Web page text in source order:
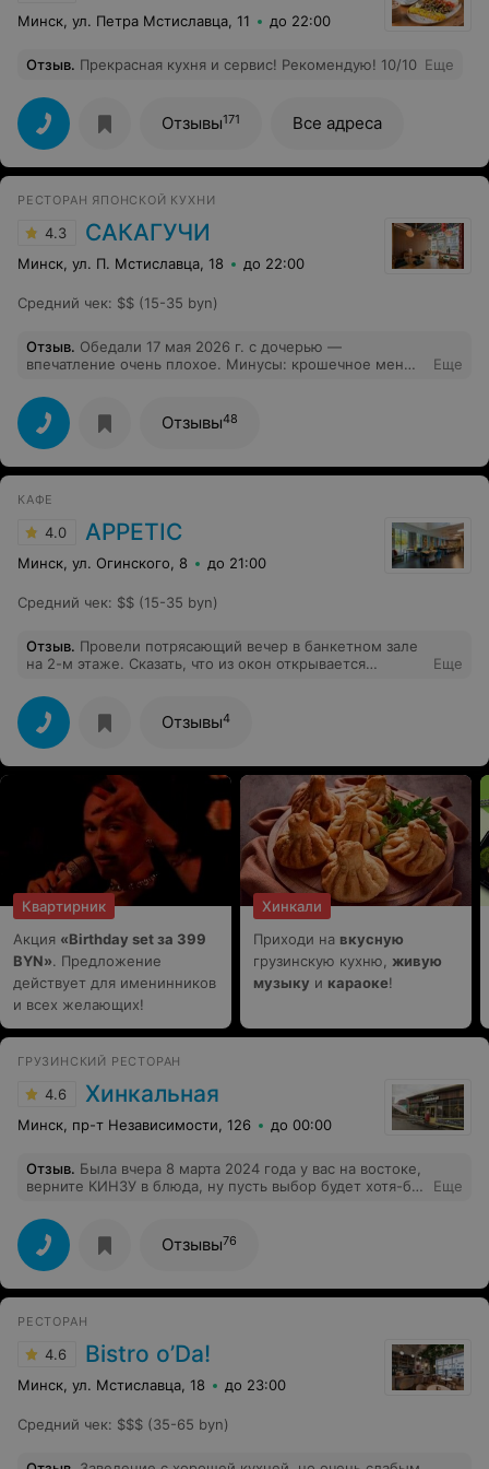
Минск, ул. Петра Мстиславца, 11 до 22:00
Отзыв. Прекрасная кухня и сервис! Рекомендую! 10/10 Еще
Отзывы171 Все адреса
РЕСТОРАН ЯПОНСКОЙ КУХНИ
4.3 САКАГУЧИ
Минск, ул. П. Мстиславца, 18 до 22:00
Средний чек: $$ (15-35 byn)
Отзыв. Обедали 17 мая 2026 г. с дочерью —
впечатление очень плохое. Минусы: крошечное меню,
основные блюда ещё 15–20. Гёдзы (6 шт.) вкусные, но
за 21 руб — дорого. Карри вместо "свинины с овощами
и более 30 авторских приправ" оказалось холодной
горкой риса с крахмальной подливой, картошкой,
морковью и 4 кусочками мяса. Десерт (матча пудинг)
извинился, сначала выставил пудинг в счёт, потом
сделал новый, но без обещанной скидки. Сервис и
кухня — мимо. Никоме не рекомендую »
Еще
Отзывы48
КАФЕ
4.0 APPETIC
Минск, ул. Огинского, 8 до 21:00
Средний чек: $$ (15-35 byn)
Отзыв. Провели потрясающий вечер в банкетном зале
на 2-м этаже. Сказать, что из окон открывается
отдельное спасибо за заботливое сопровождение
вечера. А повар Алексей просто произвел
гастрономический фурор не только вкуса, но и
оформления подаваемых блюд.
Еще
Отзывы4
Квартирник
Акция «Birthday set за 399
BYN». Предложение
действует для именинников
и всех желающих!
Хинкали
Приходи на вкусную
грузинскую кухню, живую
музыку и караоке!
ГРУЗИНСКИЙ РЕСТОРАН
4.6 Хинкальная
Минск, пр-т Независимости, 126 до 00:00
Отзыв. Была вчера 8 марта 2024 года у вас на востоке,
верните КИНЗУ в блюда, ну пусть выбор будет хотя-бы
хинкальках с говядиной? Это как если я закажу
говядину, а мне принесут рыбу, можно мне кофе-вот
ваш чай. Тар-тар - очень вкусный, персонал вежливый
и обходительный.
Еще
Отзывы76
РЕСТОРАН
4.6 Bistro o’Da!
Минск, ул. Мстиславца, 18 до 23:00
Средний чек: $$$ (35-65 byn)